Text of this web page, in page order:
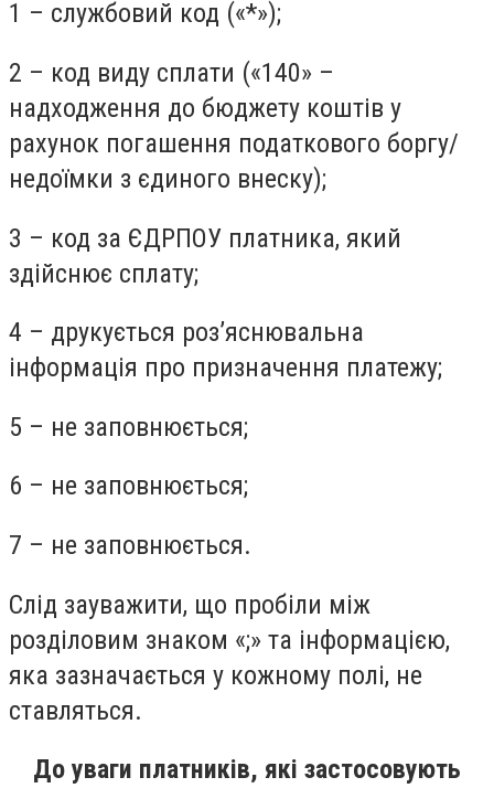
1 – службовий код («*»);
2 – код виду сплати («140» –
надходження до бюджету коштів у
рахунок погашення податкового боргу/
недоїмки з єдиного внеску);
3 – код за ЄДРПОУ платника, який
здійснює сплату;
4 – друкується роз’яснювальна
інформація про призначення платежу;
5 – не заповнюється;
6 – не заповнюється;
7 – не заповнюється.
Слід зауважити, що пробіли між
розділовим знаком «;» та інформацією,
яка зазначається у кожному полі, не
ставляться.
До уваги платників, які застосовують